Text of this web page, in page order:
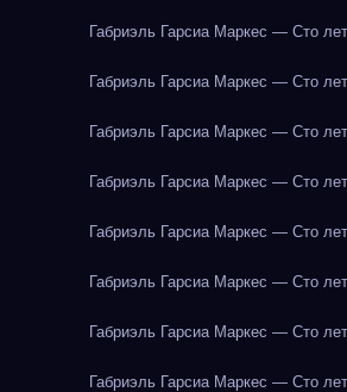
Габриэль Гарсиа Маркес — Сто
Габриэль Гарсиа Маркес — Сто
Габриэль Гарсиа Маркес — Сто
Габриэль Гарсиа Маркес — Сто
Габриэль Гарсиа Маркес — Сто
Габриэль Гарсиа Маркес — Сто
Габриэль Гарсиа Маркес — Сто
Габриэль Гарсиа Маркес — Сто